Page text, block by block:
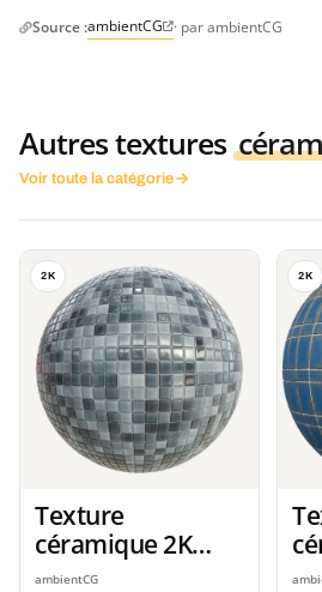
Source :ambientCG · par ambientCG
Autres textures
Voir toute la catégorie
2K
Texture
céramique 2K
seamless
ambientCG
2K